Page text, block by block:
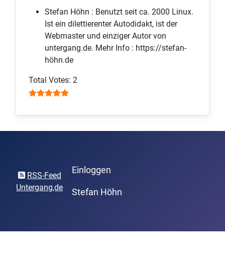
Stefan Höhn : Benutzt seit ca. 2000 Linux.
Ist ein dilettierenter Autodidakt, ist der
Webmaster und einziger Autor von
untergang.de. Mehr Info : https://stefan-
höhn.de
User Rating: 5
Total Votes: 2
RSS-Feed
Untergang,de
Einloggen
Stefan Höhn